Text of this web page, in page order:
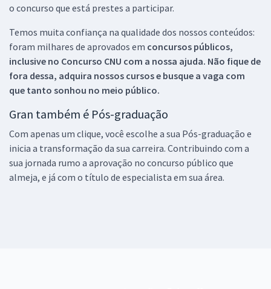
o concurso que está prestes a participar.
Temos muita confiança na qualidade dos nossos conteúdos:
foram milhares de aprovados em concursos públicos,
inclusive no Concurso CNU com a nossa ajuda. Não fique de
fora dessa, adquira nossos cursos e busque a vaga com
que tanto sonhou no meio público.
Gran também é Pós-graduação
Com apenas um clique, você escolhe a sua Pós-graduação e
inicia a transformação da sua carreira. Contribuindo com a
sua jornada rumo a aprovação no concurso público que
almeja, e já com o título de especialista em sua área.